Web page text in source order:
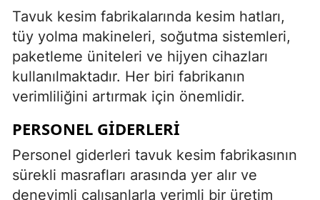
Tavuk kesim fabrikalarında kesim hatları,
tüy yolma makineleri, soğutma sistemleri,
paketleme üniteleri ve hijyen cihazları
kullanılmaktadır. Her biri fabrikanın
verimliliğini artırmak için önemlidir.
PERSONEL GIDERLERI
Personel giderleri tavuk kesim fabrikasının
sürekli masrafları arasında yer alır ve
deneyimli çalışanlarla verimli bir üretim